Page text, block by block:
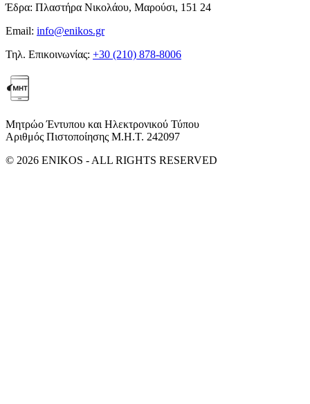
Έδρα: Πλαστήρα Νικολάου, Μαρούσι, 151 24
Email: info@enikos.gr
Τηλ. Επικοινωνίας: +30 (210) 878-8006
Μητρώο Έντυπου και Ηλεκτρονικού Τύπου
Αριθμός Πιστοποίησης Μ.Η.Τ. 242097
© 2026 ENIKOS - ALL RIGHTS RESERVED